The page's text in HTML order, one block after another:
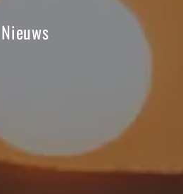
Nieuws